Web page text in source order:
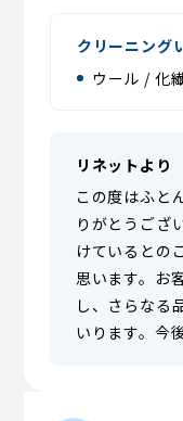
クリーニング
ウール / 化
リネットより
この度はふと
りがとうござ
けているとの
思います。お
し、さらなる
いります。今